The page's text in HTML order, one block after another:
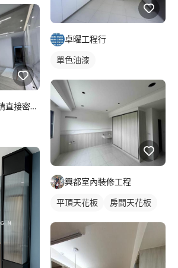
瑞芳室內設計（請直接密賴）
卓曜工程行
單色油漆
興都室內裝修工程
平頂天花板 房間天花板